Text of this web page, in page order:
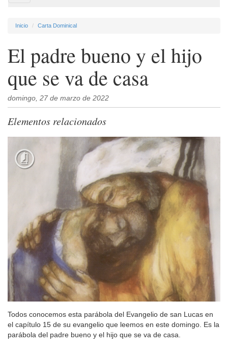
navigation
Inicio Carta Dominical
El padre bueno y el hijo
que se va de casa
domingo, 27 de marzo de 2022
Elementos relacionados
Todos conocemos esta parábola del Evangelio de san Lucas en
el capítulo 15 de su evangelio que leemos en este domingo. Es la
parábola del padre bueno y el hijo que se va de casa.